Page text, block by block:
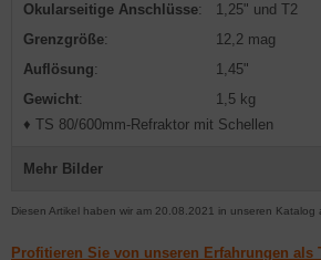
Okularseitige Anschlüsse:
1,25" und T2
Grenzgröße:
12,2 mag
Auflösung:
1,45"
Gewicht:
1,5 kg
♦ TS 80/600mm-Refraktor mit Schellen
Mehr Bilder
Diesen Artikel haben wir am 20.08.2021 in unseren Katalog
Profitieren Sie von unseren Erfahrungen als